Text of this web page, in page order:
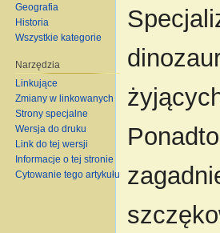
Geografia
Historia
Wszystkie kategorie
Narzędzia
Linkujące
Zmiany w linkowanych
Strony specjalne
Wersja do druku
Link do tej wersji
Informacje o tej stronie
Cytowanie tego artykułu